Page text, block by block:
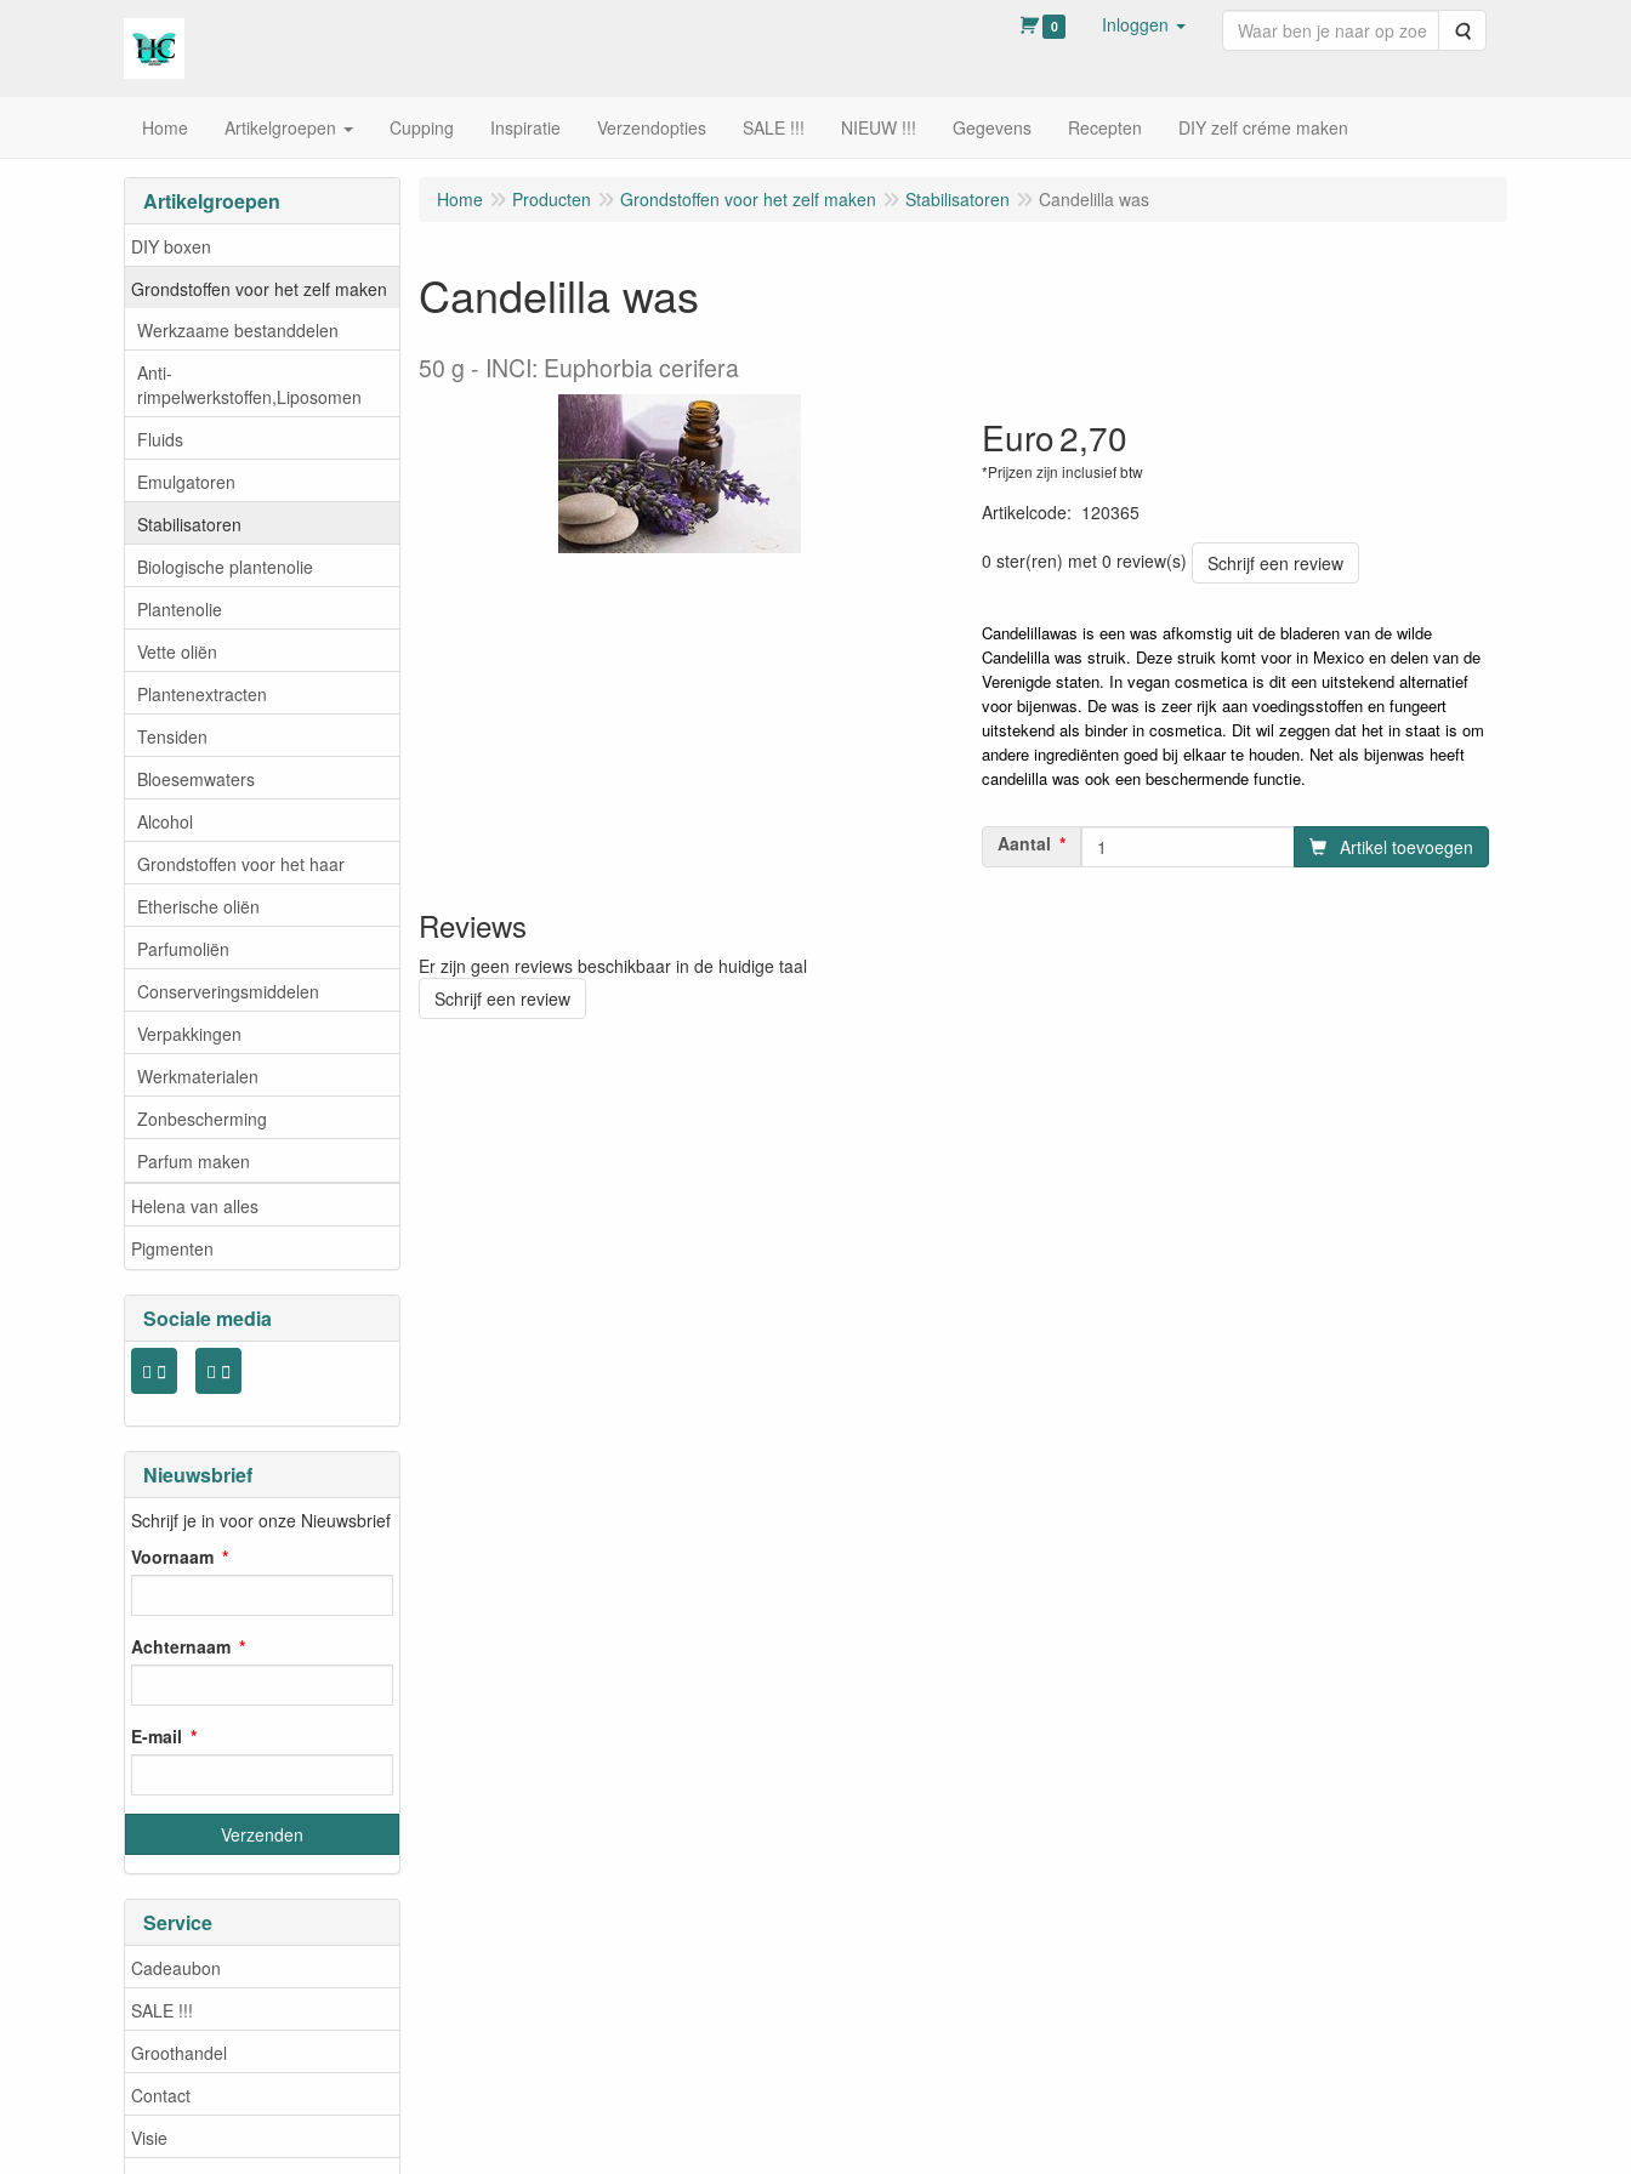
0 Inloggen Zoeken
Home Artikelgroepen Cupping Inspiratie Verzendopties SALE !!! NIEUW !!! Gegevens Recepten DIY zelf créme maken
Artikelgroepen
DIY boxen
Grondstoffen voor het zelf maken
Werkzaame bestanddelen
Anti-
rimpelwerkstoffen,Liposomen
Fluids
Emulgatoren
Stabilisatoren
Biologische plantenolie
Plantenolie
Vette oliën
Plantenextracten
Tensiden
Bloesemwaters
Alcohol
Grondstoffen voor het haar
Etherische oliën
Parfumoliën
Conserveringsmiddelen
Verpakkingen
Werkmaterialen
Zonbescherming
Parfum maken
Helena van alles
Pigmenten
Sociale media
Nieuwsbrief
Schrijf je in voor onze Nieuwsbrief
Voornaam
Achternaam
E-mail
Service
Cadeaubon
SALE !!!
Groothandel
Contact
Visie
Home Producten Grondstoffen voor het zelf maken Stabilisatoren Candelilla was
Candelilla was
50 g INCI: Euphorbia cerifera
Euro2,70
*Prijzen zijn inclusief btw
Artikelcode: 120365
0 ster(ren) met 0 review(s)
Schrijf een review
Candelillawas is een was afkomstig uit de bladeren van de wilde
Candelilla was struik. Deze struik komt voor in Mexico en delen van de
Verenigde staten. In vegan cosmetica is dit een uitstekend alternatief
voor bijenwas. De was is zeer rijk aan voedingsstoffen en fungeert
uitstekend als binder in cosmetica. Dit wil zeggen dat het in staat is om
andere ingrediënten goed bij elkaar te houden. Net als bijenwas heeft
candelilla was ook een beschermende functie.
Aantal Artikel toevoegen
Reviews
Er zijn geen reviews beschikbaar in de huidige taal
Schrijf een review